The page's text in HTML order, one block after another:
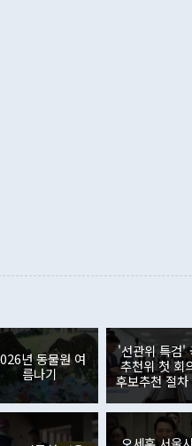
다. 또 "현 시점에서 흘러간 선(
동력을 확보하기 위해 최선을
하는 게 과연 한반도의 평화
사후 브리핑에서 정 장관이 언
라디보스토크에서 열리는 '동
서 (참석을) 검토하고 있다"고
부의 몫"이라며 "아직 거기까
이날 소개한 대북 구상과 설
문제가 있다. 특히 주적 표현
회담 추진 등은 통일부 장관
나오고 있다. 이 대통령은 정
으로 1000억달러를 넘어섰
컴퓨터·주변기기(SSD)는
늘었으며 비IT 품목도 ▲석유
재산권사용료수지는 전월 흑
소득수지는 배당소득을 중심
어난 데다 전월 분기배당에
억9000만달러)을 넘어선
80억1000만달러, 외국인의
증권투자에서는 외국인의 국
투자는 차익실현 매도 등의
310억5000만달러)에 이어 역
의 국내 채권투자는 세계국
영향으로 증가 폭이 줄어든
년 동물원 여
름나기
'선관위 특검'
추천위 첫
후보추천 절